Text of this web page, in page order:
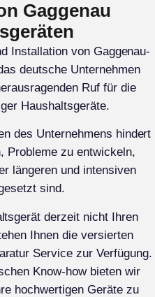
Gaggenau
Installation von Gaggenau-
deutsche Unternehmen
Ruf für die
Haushaltsgeräte.
des Unternehmens hindert
Probleme zu entwickeln,
längeren und intensiven
sind.
derzeit nicht Ihren
Ihnen die versierten
Service zur Verfügung.
Know-how bieten wir
hochwertigen Geräte zu